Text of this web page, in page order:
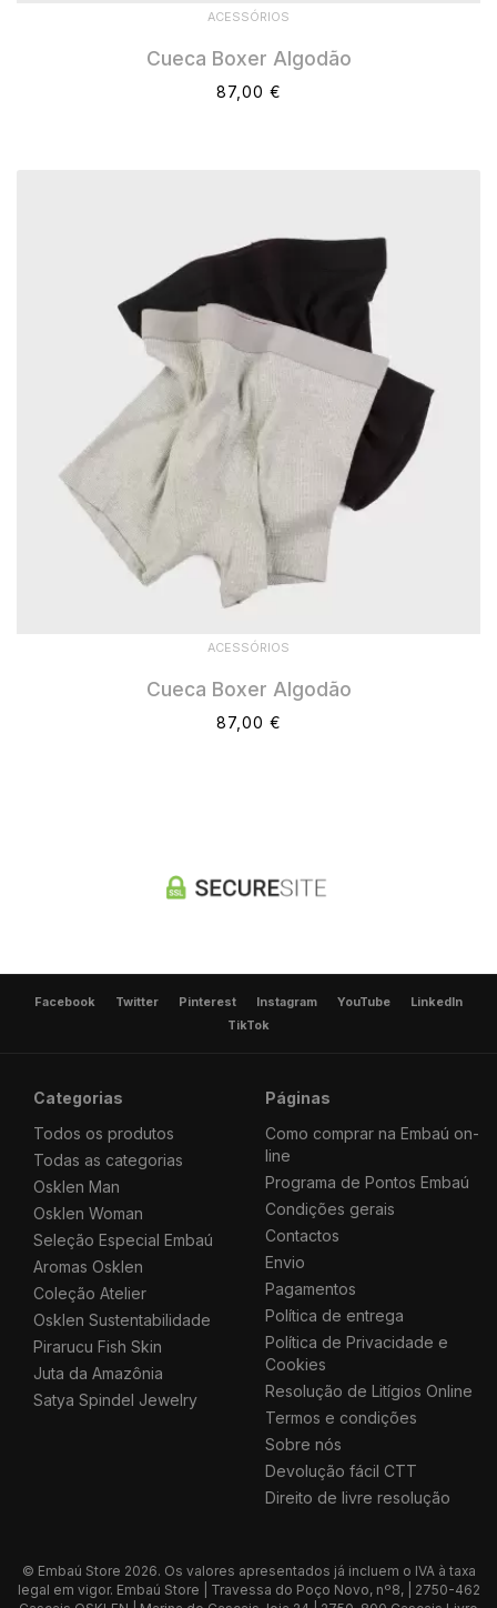
ACESSÓRIOS
Cueca Boxer Algodão
87,00 €
ACESSÓRIOS
Cueca Boxer Algodão
87,00 €
Facebook Twitter Pinterest Instagram YouTube
LinkedIn
TikTok
Categorias
Todos os produtos
Todas as categorias
Osklen Man
Osklen Woman
Seleção Especial Embaú
Aromas Osklen
Coleção Atelier
Osklen Sustentabilidade
Pirarucu Fish Skin
Juta da Amazônia
Satya Spindel Jewelry
Páginas
Como comprar na Embaú on-
line
Programa de Pontos Embaú
Condições gerais
Contactos
Envio
Pagamentos
Política de entrega
Política de Privacidade e
Cookies
Resolução de Litígios Online
Termos e condições
Sobre nós
Devolução fácil CTT
Direito de livre resolução
© Embaú Store 2026. Os valores apresentados já incluem o IVA à taxa
legal em vigor. Embaú Store | Travessa do Poço Novo, nº8, | 2750-462